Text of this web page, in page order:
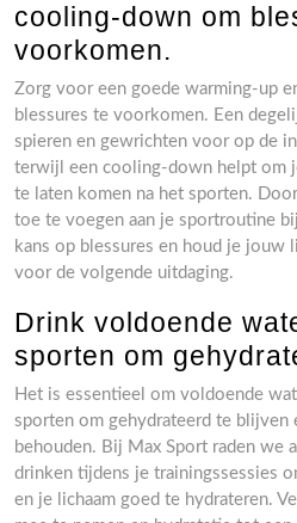
cooling-down om
voorkomen.
Zorg voor een goede warming-up
blessures te voorkomen. Een
spieren en gewrichten voor op de
terwijl een cooling-down helpt om
te laten komen na het sporten.
toe te voegen aan je sportroutine
kans op blessures en houd je jouw
voor de volgende uitdaging.
Drink voldoende
sporten om
Het is essentieel om voldoende
sporten om gehydrateerd te blijven
behouden. Bij Max Sport raden we
drinken tijdens je trainingssessies
en je lichaam goed te hydrateren.